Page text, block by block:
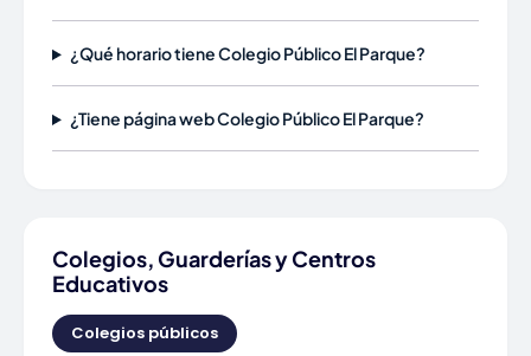
¿Qué horario tiene Colegio Público El Parque?
¿Tiene página web Colegio Público El Parque?
Colegios, Guarderías y Centros
Educativos
Colegios públicos